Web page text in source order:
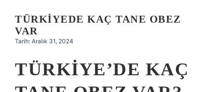
TÜRKIYEDE KAÇ TANE OBEZ
VAR
Tarih: Aralık 31, 2024
TÜRKIYE’DE KAÇ